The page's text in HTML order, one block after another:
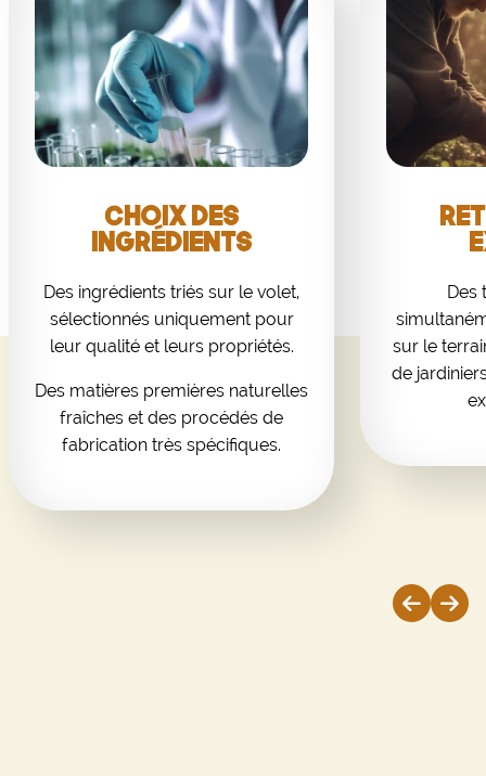
Choix des
ingrédients
Des ingrédients triés sur le volet,
sélectionnés uniquement pour
leur qualité et leurs propriétés.
Des matières premières naturelles
fraîches et des procédés de
fabrication très spécifiques.
Des
sur le
de